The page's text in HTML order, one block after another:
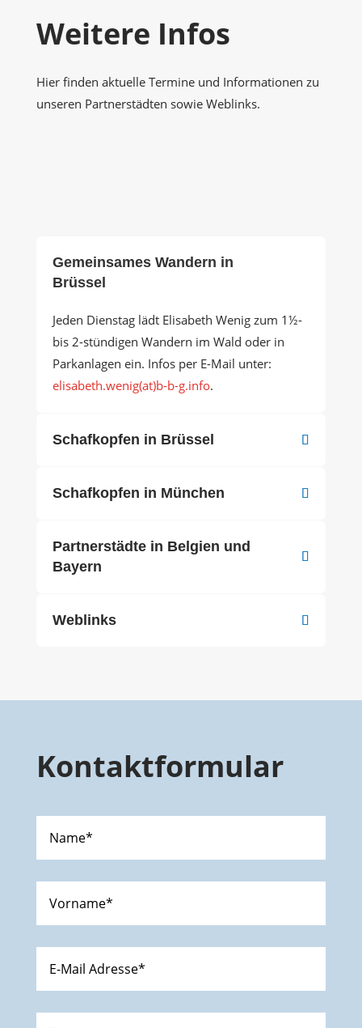
Weitere Infos
Hier finden aktuelle Termine und Informationen zu
unseren Partnerstädten sowie Weblinks.
Gemeinsames Wandern in
Brüssel
Jeden Dienstag lädt Elisabeth Wenig zum 1½-
bis 2-stündigen Wandern im Wald oder in
Parkanlagen ein. Infos per E-Mail unter:
elisabeth.wenig(at)b-b-g.info.
Schafkopfen in Brüssel
Schafkopfen in München
Partnerstädte in Belgien und
Bayern
Weblinks
Kontaktformular